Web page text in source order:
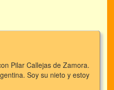
Pilar Callejas de Zamora.
Soy su nieto y estoy